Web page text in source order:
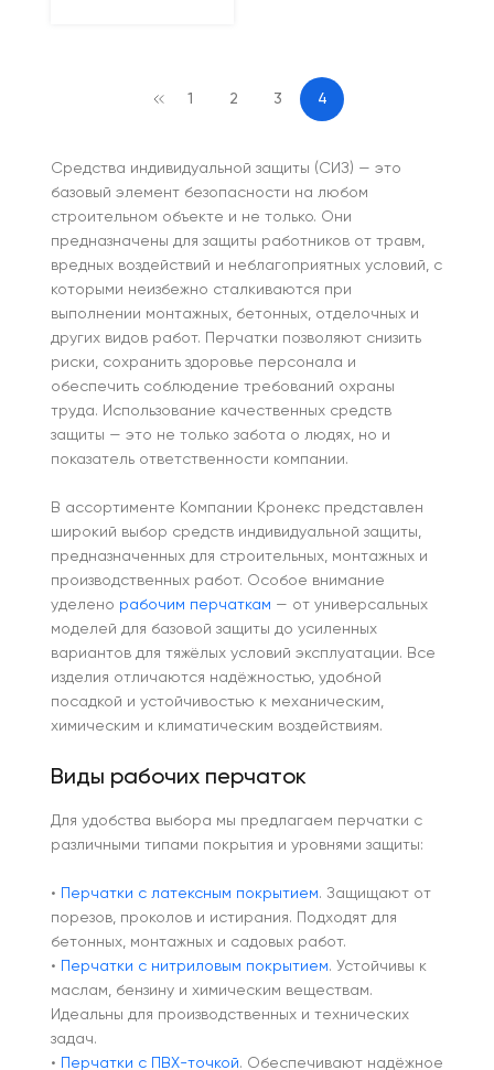
1 2 3 4
Средства индивидуальной защиты (СИЗ) — это
базовый элемент безопасности на любом
строительном объекте и не только. Они
предназначены для защиты работников от травм,
вредных воздействий и неблагоприятных условий, с
которыми неизбежно сталкиваются при
выполнении монтажных, бетонных, отделочных и
других видов работ. Перчатки позволяют снизить
риски, сохранить здоровье персонала и
обеспечить соблюдение требований охраны
труда. Использование качественных средств
защиты — это не только забота о людях, но и
показатель ответственности компании.
В ассортименте Компании Кронекс представлен
широкий выбор средств индивидуальной защиты,
предназначенных для строительных, монтажных и
производственных работ. Особое внимание
уделено рабочим перчаткам — от универсальных
моделей для базовой защиты до усиленных
вариантов для тяжёлых условий эксплуатации. Все
изделия отличаются надёжностью, удобной
посадкой и устойчивостью к механическим,
химическим и климатическим воздействиям.
Виды рабочих перчаток
Для удобства выбора мы предлагаем перчатки с
различными типами покрытия и уровнями защиты:
• Перчатки с латексным покрытием. Защищают от
порезов, проколов и истирания. Подходят для
бетонных, монтажных и садовых работ.
•
Перчатки с нитриловым покрытием. Устойчивы к
маслам, бензину и химическим веществам.
Идеальны для производственных и технических
задач.
•
Перчатки с ПВХ-точкой. Обеспечивают надёжное